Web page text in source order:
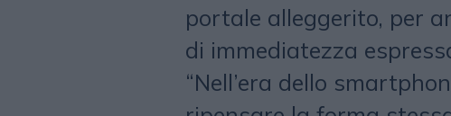
portale alleggerito, per
di immediatezza
“Nell’era dello